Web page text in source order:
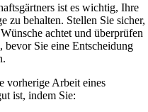
ist es wichtig, Ihre
zu behalten. Stellen Sie sicher,
achtet und überprüfen
bevor Sie eine Entscheidung
vorherige Arbeit eines
ist, indem Sie: